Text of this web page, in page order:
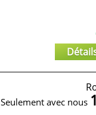
Seulement avec nous